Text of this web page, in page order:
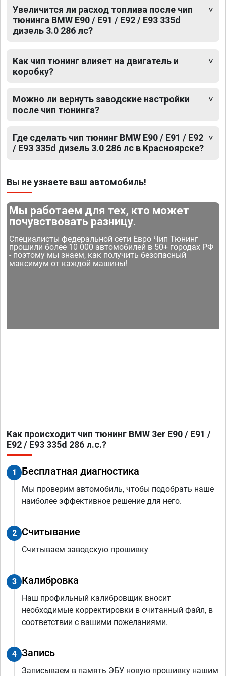
Увеличится ли расход топлива после чип
тюнинга BMW E90 / E91 / E92 / E93 335d
дизель 3.0 286 лс?
Как чип тюнинг влияет на двигатель и
коробку?
Можно ли вернуть заводские настройки
после чип тюнинга?
Где сделать чип тюнинг BMW E90 / E91 / E92
/ E93 335d дизель 3.0 286 лс в Красноярске?
Вы не узнаете ваш автомобиль!
Мы работаем для тех, кто может
почувствовать разницу.
Специалисты федеральной сети Евро Чип Тюнинг
прошили более 10 000 автомобилей в 50+ городах РФ
- поэтому мы знаем, как получить безопасный
максимум от каждой машины!
Как происходит чип тюнинг BMW 3er E90 / E91 /
E92 / E93 335d 286 л.с.?
1 Бесплатная диагностика
Мы проверим автомобиль, чтобы подобрать наше
наиболее эффективное решение для него.
2 Считывание
Считываем заводскую прошивку
3 Калибровка
Наш профильный калибровщик вносит
необходимые корректировки в считанный файл, в
соответствии с вашими пожеланиями.
4 Запись
Записываем в память ЭБУ новую прошивку нашим